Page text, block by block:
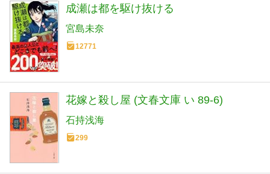
成瀬は都を駆け抜ける
宮島未奈
12771
花嫁と殺し屋 (文春文庫 い 89-6)
石持浅海
299